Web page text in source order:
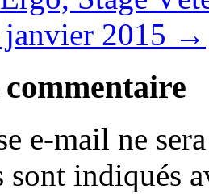
2015 →
e-mail ne
sont indiqués